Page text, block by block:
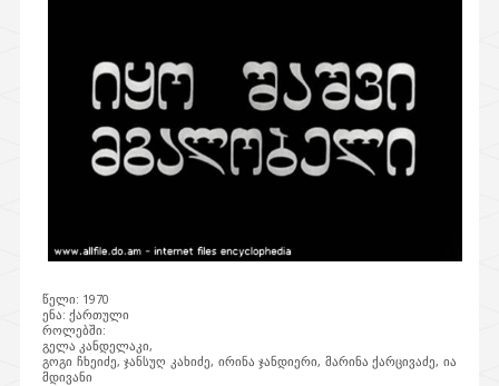
წელი: 1970
ენა: ქართული
როლებში:
გელა კანდელაკი,
გოგი ჩხეიძე, ჯანსუღ კახიძე, ირინა ჯანდიერი, მარინა ქარცივაძე, ია
მდივანი